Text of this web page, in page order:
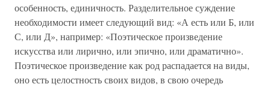
особенность, единичность. Разделительное суждение
необходимости имеет следующий вид: «А есть или Б, или
С, или Д», например: «Поэтическое произведение
искусства или лирично, или эпично, или драматично».
Поэтическое произведение как род распадается на виды,
оно есть целостность своих видов, в свою очередь